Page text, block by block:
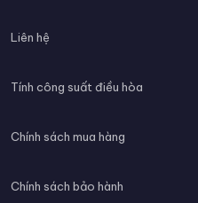
Liên hệ
Tính công suất điều hòa
Chính sách mua hàng
Chính sách bảo hành